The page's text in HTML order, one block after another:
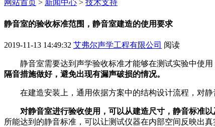
网站首页 > 新闻中心 > 技术支持
静音室的验收标准范围，静音室建造的使用要求
2019-11-13 14:49:32 艾弗尔声学工程有限公司 阅读
静音室需要达到声学验收标准才能够在测试实验中使
隔音措施做好，避免出现有漏声破损的情况。
在建造安装上，通用依据方案中的结构设计流程，对
对静音室进行验收使用，可以从建造尺寸，静音标准以
所能达到的静音标准，可以让测试仪器在内部空间反映出